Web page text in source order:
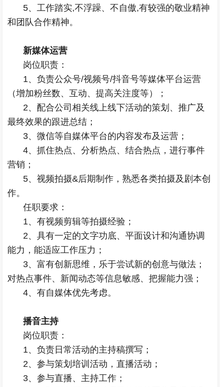
5、工作踏实,不浮躁、不自傲,有较强的敬业精神
和团队合作精神。
新媒体运营
岗位职责：
1、负责公众号/视频号/抖音号等媒体平台运营
（增加粉丝数、互动、提高关注度等）；
2、配合公司相关线上线下活动的策划、推广及
最终效果的跟进总结；
3、微信等自媒体平台的内容发布及运营；
4、抓住热点、分析热点、结合热点，进行事件
营销；
5、视频拍摄&后期制作，熟悉各类拍摄及剧本创
作。
任职要求：
1、有视频剪辑等拍摄经验；
2、具有一定的文字功底、平面设计和沟通协调
能力，能适应工作压力；
3、富有创新思维，乐于尝试新的创意与做法；
对热点事件、新闻动态等信息敏感、把握能力强；
4、有自媒体优先考虑。
播音主持
岗位职责：
1、负责日常活动的主持稿撰写；
2、参与策划培训活动，直播活动；
3、参与直播、主持工作；